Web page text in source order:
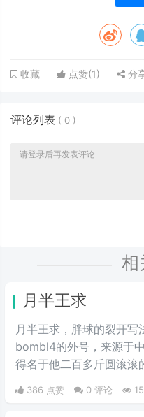
收藏 点赞(1) 分
评论列表 ( 0 )
相
月半王求
月半王求，胖球的裂开
bombl4的外号，来源于
得名于他二百多斤圆滚滚
386 点赞 0 评论